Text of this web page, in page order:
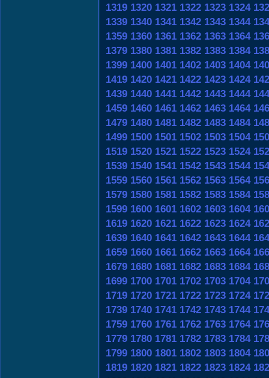
1319 1320 1321 1322 1323 1324
1339 1340 1341 1342 1343 1344
1359 1360 1361 1362 1363 1364
1379 1380 1381 1382 1383 1384
1399 1400 1401 1402 1403 1404
1419 1420 1421 1422 1423 1424
1439 1440 1441 1442 1443 1444
1459 1460 1461 1462 1463 1464
1479 1480 1481 1482 1483 1484
1499 1500 1501 1502 1503 1504
1519 1520 1521 1522 1523 1524
1539 1540 1541 1542 1543 1544
1559 1560 1561 1562 1563 1564
1579 1580 1581 1582 1583 1584
1599 1600 1601 1602 1603 1604
1619 1620 1621 1622 1623 1624
1639 1640 1641 1642 1643 1644
1659 1660 1661 1662 1663 1664
1679 1680 1681 1682 1683 1684
1699 1700 1701 1702 1703 1704
1719 1720 1721 1722 1723 1724
1739 1740 1741 1742 1743 1744
1759 1760 1761 1762 1763 1764
1779 1780 1781 1782 1783 1784
1799 1800 1801 1802 1803 1804
1819 1820 1821 1822 1823 1824